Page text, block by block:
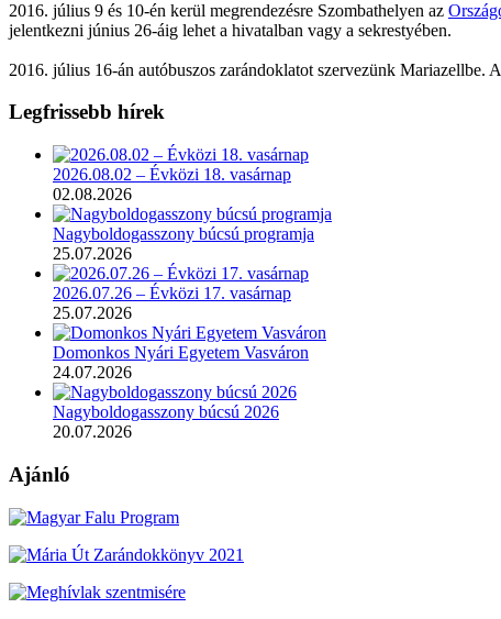
2016. július 9 és 10-én kerül megrendezésre Szombathelyen az
jelentkezni június 26-áig lehet a hivatalban vagy a sekrestyében.
2016. július 16-án autóbuszos zarándoklatot szervezünk Mariazellbe.
Legfrissebb hírek
2026.08.02 – Évközi 18. vasárnap
02.08.2026
Nagyboldogasszony búcsú programja
25.07.2026
2026.07.26 – Évközi 17. vasárnap
25.07.2026
Domonkos Nyári Egyetem Vasváron
24.07.2026
Nagyboldogasszony búcsú 2026
20.07.2026
Ajánló